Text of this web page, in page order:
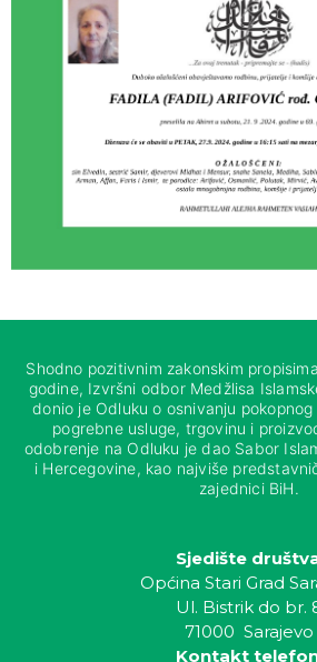
Shodno pozitivnim zakonskim
godine, Izvršni odbor Medžlisa
donio je Odluku o osnivanju pokopnog
pogrebne usluge, trgovinu i
odobrenje na Odluku je dao Sabor
i Hercegovine, kao najviše
zajednici BiH.
Sjedište
Općina Stari Grad
Ul. Bistrik do br.
71000 Sarajevo
Kontakt